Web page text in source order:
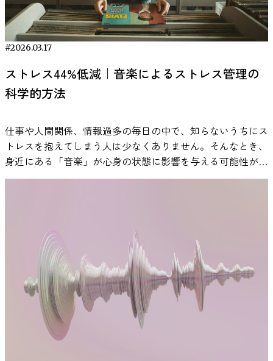
#2026.03.17
ストレス44%低減｜音楽によるストレス管理の
科学的方法
仕事や人間関係、情報過多の毎日の中で、知らないうちにス
トレスを抱えてしまう人は少なくありません。そんなとき、
身近にある「音楽」が心身の状態に影響を与える可能性があ
ることが、近年の研究で報告されています。 音楽は特別な
や、日常で取り入れやすい活用方法について紹介します。
研究で明らかになった音楽によるストレス軽減効果 音楽が
ストレスに影響を与える可能性については、心理学や医学の
分野で数多くの研究が行われてきました。近年の研究では、
音楽を聴くことが心理的なリラックス感だけでなく、ストレ
スに関わる生理反応にも関係する可能性があることが報告さ
れています。 人間がストレスを感じたとき、体内では自律
神経系と内分泌系が連動して反応します。特に重要な役割を